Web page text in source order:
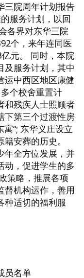
三院周年计划报告
服务计划，以回
各界对东华三院
个，来年连同医
元。 同时，本院
及服务计划，其中
运中西区地区康健
个校舍重置计
和残疾人士照顾者
下第三个过渡性房
“; 东华义庄设立
安葬的历史。
年全方位发展，并
动，促进学生的多
策略，推展各项
督机构运作，善用
种适切的福利服
员名单